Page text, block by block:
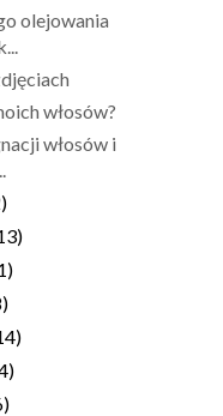
olejowania
włosów?
włosów i